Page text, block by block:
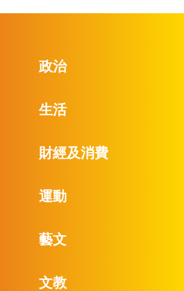
政治
生活
財經及消費
運動
藝文
文教